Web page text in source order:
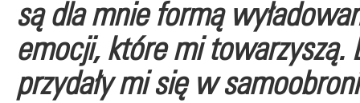
są dla mnie formą
emocji, które mi
przydały mi się w